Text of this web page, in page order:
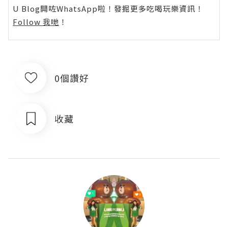
U Blog開咗WhatsApp啦！發掘更多吃喝玩樂資訊！
Follow 我哋 ！
0個讚好
收藏